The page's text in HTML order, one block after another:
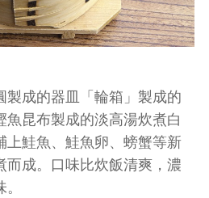
成的器皿「輪箱」製成的
昆布製成的淡高湯炊煮白
上鮭魚、鮭魚卵、螃蟹等新
成。口味比炊飯清爽，濃